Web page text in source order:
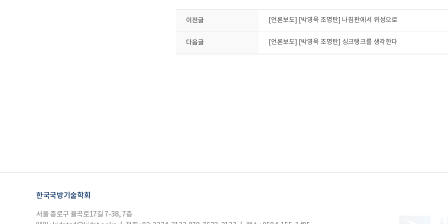
이전글 [언론보도] [박영욱 조명탄] 나침판에서 위성으로
다음글 [언론보도] [박영욱 조명탄] 싱크탱크를 생각한다
한국국방기술학회
서울 종로구 율곡로17길 7-38, 7층